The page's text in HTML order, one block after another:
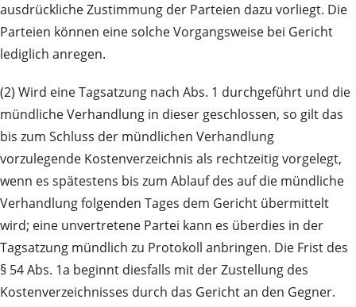
ausdrückliche Zustimmung der Parteien dazu vorliegt. Die
Parteien können eine solche Vorgangsweise bei Gericht
lediglich anregen.
(2) Wird eine Tagsatzung nach Abs. 1 durchgeführt und die
mündliche Verhandlung in dieser geschlossen, so gilt das
bis zum Schluss der mündlichen Verhandlung
vorzulegende Kostenverzeichnis als rechtzeitig vorgelegt,
wenn es spätestens bis zum Ablauf des auf die mündliche
Verhandlung folgenden Tages dem Gericht übermittelt
wird; eine unvertretene Partei kann es überdies in der
Tagsatzung mündlich zu Protokoll anbringen. Die Frist des
§ 54 Abs. 1a beginnt diesfalls mit der Zustellung des
Kostenverzeichnisses durch das Gericht an den Gegner.